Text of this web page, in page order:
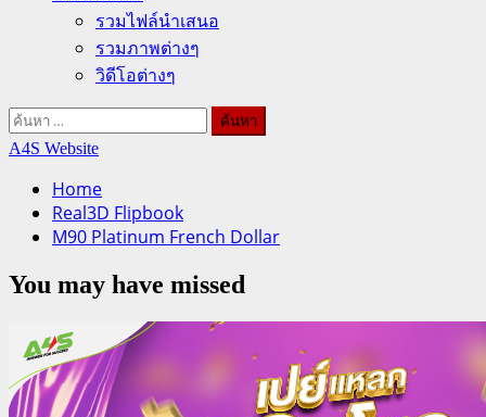
รวมไฟล์นำเสนอ
รวมภาพต่างๆ
วิดีโอต่างๆ
ค้นหา
สำหรับ:
A4S Website
Home
Real3D Flipbook
M90 Platinum French Dollar
You may have missed